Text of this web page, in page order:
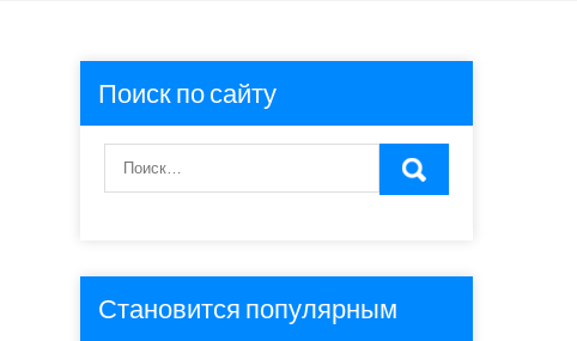
Поиск по сайту
Становится популярным